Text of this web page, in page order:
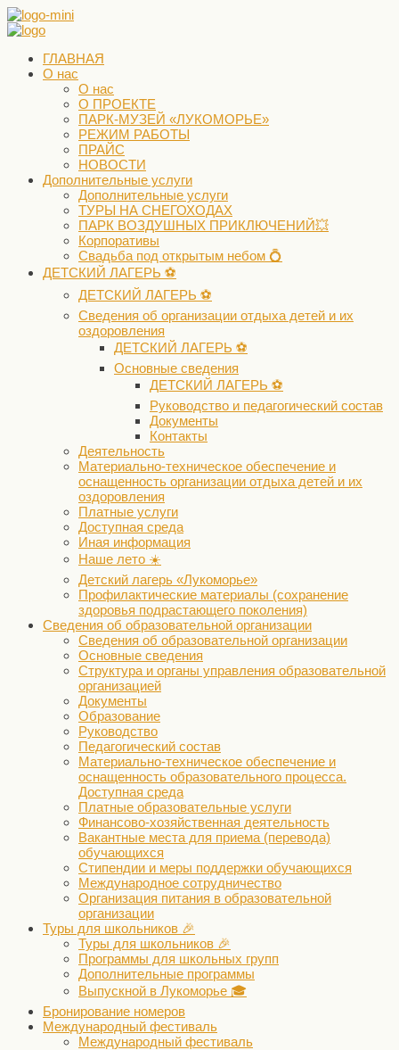
ГЛАВНАЯ
О нас
О нас
О ПРОЕКТЕ
ПАРК-МУЗЕЙ «ЛУКОМОРЬЕ»
РЕЖИМ РАБОТЫ
ПРАЙС
НОВОСТИ
Дополнительные услуги
Дополнительные услуги
ТУРЫ НА СНЕГОХОДАХ
ПАРК ВОЗДУШНЫХ ПРИКЛЮЧЕНИЙ💥
Корпоративы
Свадьба под открытым небом 💍
ДЕТСКИЙ ЛАГЕРЬ ⚽️
ДЕТСКИЙ ЛАГЕРЬ ⚽️
Сведения об организации отдыха детей и их
оздоровления
ДЕТСКИЙ ЛАГЕРЬ ⚽️
Основные сведения
ДЕТСКИЙ ЛАГЕРЬ ⚽️
Руководство и педагогический состав
Документы
Контакты
Деятельность
Материально-техническое обеспечение и
оснащенность организации отдыха детей и их
оздоровления
Платные услуги
Доступная среда
Иная информация
Наше лето ☀️
Детский лагерь «Лукоморье»
Профилактические материалы (сохранение
здоровья подрастающего поколения)
Сведения об образовательной организации
Сведения об образовательной организации
Основные сведения
Структура и органы управления образовательной
организацией
Документы
Образование
Руководство
Педагогический состав
Материально-техническое обеспечение и
оснащенность образовательного процесса.
Доступная среда
Платные образовательные услуги
Финансово-хозяйственная деятельность
Вакантные места для приема (перевода)
обучающихся
Стипендии и меры поддержки обучающихся
Международное сотрудничество
Организация питания в образовательной
организации
Туры для школьников 🎉
Туры для школьников 🎉
Программы для школьных групп
Дополнительные программы
Выпускной в Лукоморье 🎓
Бронирование номеров
Международный фестиваль
Международный фестиваль